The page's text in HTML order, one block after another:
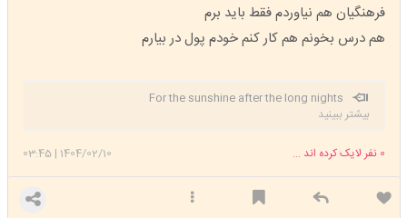
فرهنگیان هم نیاوردم فقط باید برم
هم درس بخونم هم کار کنم خودم پول در بیارم
For the sunshine after the long nights
بیشتر ببینید
1404/02/10
|
03:45 0 نفر لایک کرده اند ...